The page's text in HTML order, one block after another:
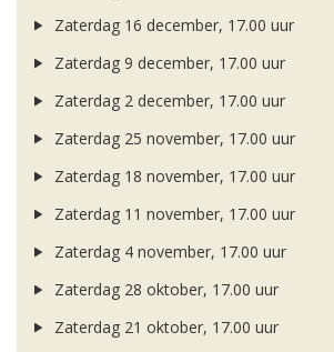
Zaterdag 16 december, 17.00 uur
Zaterdag 9 december, 17.00 uur
Zaterdag 2 december, 17.00 uur
Zaterdag 25 november, 17.00 uur
Zaterdag 18 november, 17.00 uur
Zaterdag 11 november, 17.00 uur
Zaterdag 4 november, 17.00 uur
Zaterdag 28 oktober, 17.00 uur
Zaterdag 21 oktober, 17.00 uur